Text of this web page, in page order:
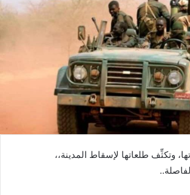
وتكثِّف طلعاتها لإسقاط المدينة،،